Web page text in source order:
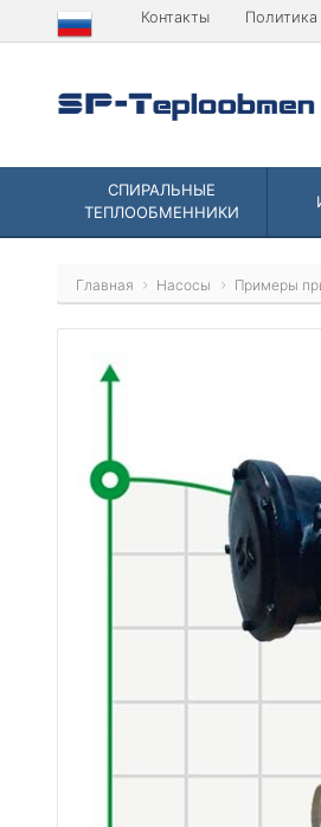
Контакты Политика
СПИРАЛЬНЫЕ
ТЕПЛООБМЕННИКИ
Главная Насосы Примеры